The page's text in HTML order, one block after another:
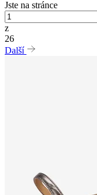
Jste na stránce
z
26
Další